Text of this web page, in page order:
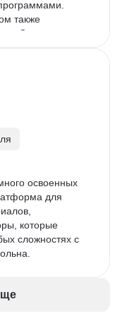
также
Очень
комьюнити. В
того, я получил
чат
и
дизайнер» и
стали моим
Имея
я чувствую
освоенных
для
которые
сложностях с